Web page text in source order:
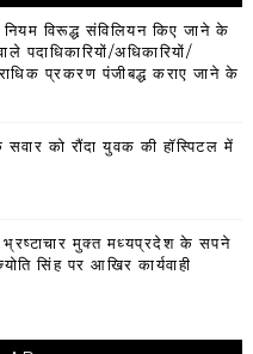
नियम विरूद्ध संविलियन किए जाने के
पदाधिकारियों/अधिकारियों/
प्रकरण पंजीबद्ध कराए जाने के
को रौंदा युवक की हॉस्पिटल में
भ्रष्टाचार मुक्त मध्यप्रदेश के सपने
सिंह पर आखिर कार्यवाही